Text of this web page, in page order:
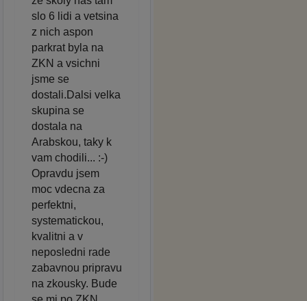
slo 6 lidi a vetsina
z nich aspon
parkrat byla na
ZKN a vsichni
jsme se
dostali.Dalsi velka
skupina se
dostala na
Arabskou, taky k
vam chodili... :-)
Opravdu jsem
moc vdecna za
perfektni,
systematickou,
kvalitni a v
neposledni rade
zabavnou pripravu
na zkousky. Bude